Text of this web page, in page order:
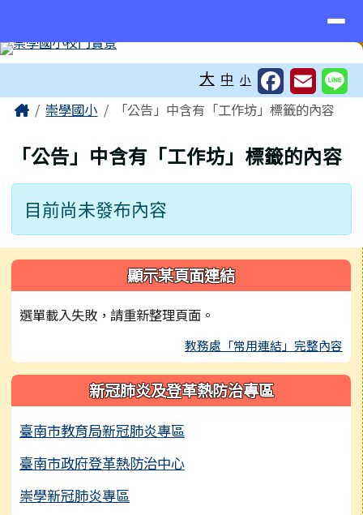
大 中 小
主內容區域
Home崇學國小 「公告」中含有「工作坊」標籤的內容
「公告」中含有「工作坊」標籤的內容
目前尚未發布內容
左邊區域內容顯示某頁面連結
選單載入失敗，請重新整理頁面。
教務處「常用連結」完整內容
新冠肺炎及登革熱防治專區
臺南市教育局新冠肺炎專區
臺南市政府登革熱防治中心
崇學新冠肺炎專區
頁尾區域